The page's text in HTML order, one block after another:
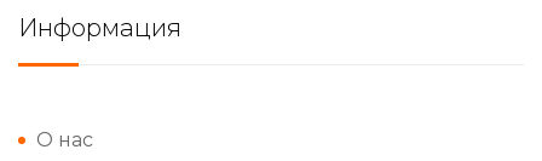
Информация
О нас